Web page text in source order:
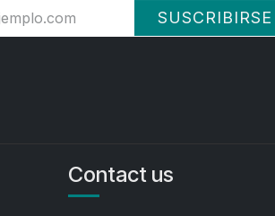
SUSCRIBIRSE
Contact us